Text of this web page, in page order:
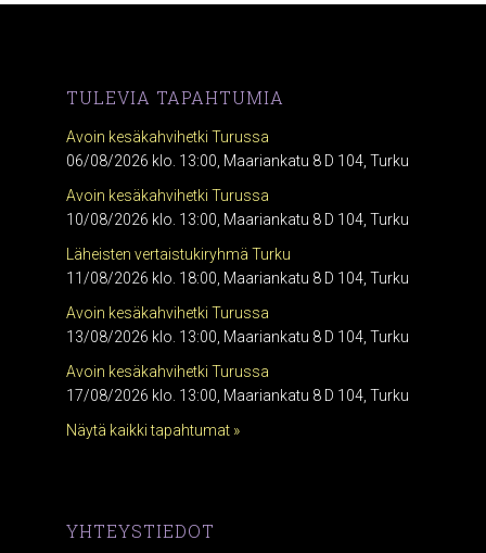
TULEVIA TAPAHTUMIA
Avoin kesäkahvihetki Turussa
06/08/2026 klo. 13:00, Maariankatu 8 D 104, Turku
Avoin kesäkahvihetki Turussa
10/08/2026 klo. 13:00, Maariankatu 8 D 104, Turku
Läheisten vertaistukiryhmä Turku
11/08/2026 klo. 18:00, Maariankatu 8 D 104, Turku
Avoin kesäkahvihetki Turussa
13/08/2026 klo. 13:00, Maariankatu 8 D 104, Turku
Avoin kesäkahvihetki Turussa
17/08/2026 klo. 13:00, Maariankatu 8 D 104, Turku
Näytä kaikki tapahtumat »
YHTEYSTIEDOT